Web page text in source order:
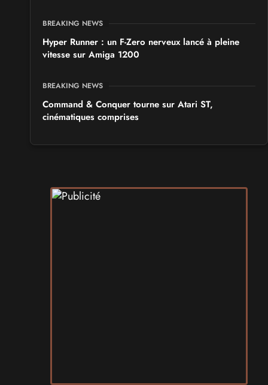
BREAKING NEWS
Hyper Runner : un F-Zero nerveux lancé à pleine
vitesse sur Amiga 1200
BREAKING NEWS
Command & Conquer tourne sur Atari ST,
cinématiques comprises